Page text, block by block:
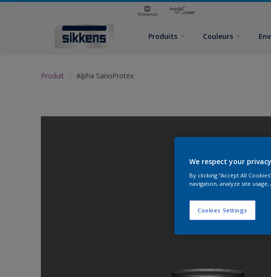
Produits Couleurs
Produit Alpha SanoProtex
We respect your
By clicking “Accept All
navigation, analyze site
Cookies Settings